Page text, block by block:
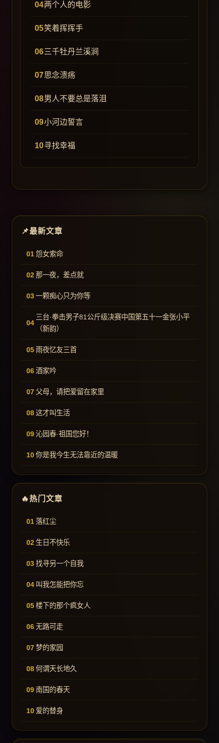
两个人的电影
笑着挥挥手
三千牡丹兰溪涧
思念溃疡
男人不要总是落泪
小河边誓言
寻找幸福
最新文章
怨女索命
那一夜，差点就
一颗痴心只为你等
三台·拳击男子81公斤级决赛中国第五十一金张小平
（新韵）
雨夜忆友三首
酒家吟
父母，请把爱留在家里
这才叫生活
沁园春·祖国您好！
你是我今生无法靠近的温暖
热门文章
落红尘
生日不快乐
找寻另一个自我
叫我怎能把你忘
楼下的那个疯女人
无路可走
梦的家园
何谓天长地久
南国的春天
爱的替身